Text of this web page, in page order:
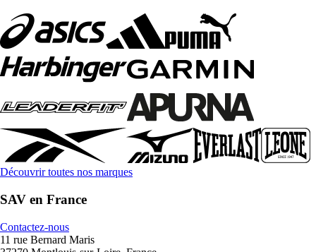
Découvrir toutes nos marques
SAV en France
Contactez-nous
11 rue Bernard Maris